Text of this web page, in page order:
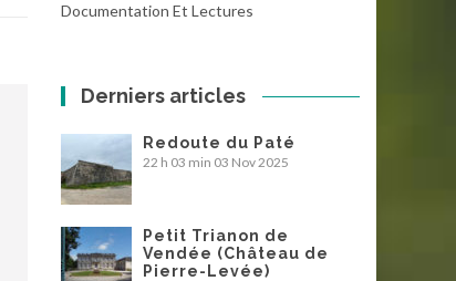
Documentation Et Lectures
Derniers articles
Redoute du Paté
22 h 03 min 03 Nov 2025
Petit Trianon de
Vendée (Château de
Pierre-Levée)